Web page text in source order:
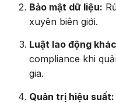
Bảo mật dữ liệu:
xuyên biên giới.
Luật lao động
compliance khi
gia.
Quản trị hiệu suất: